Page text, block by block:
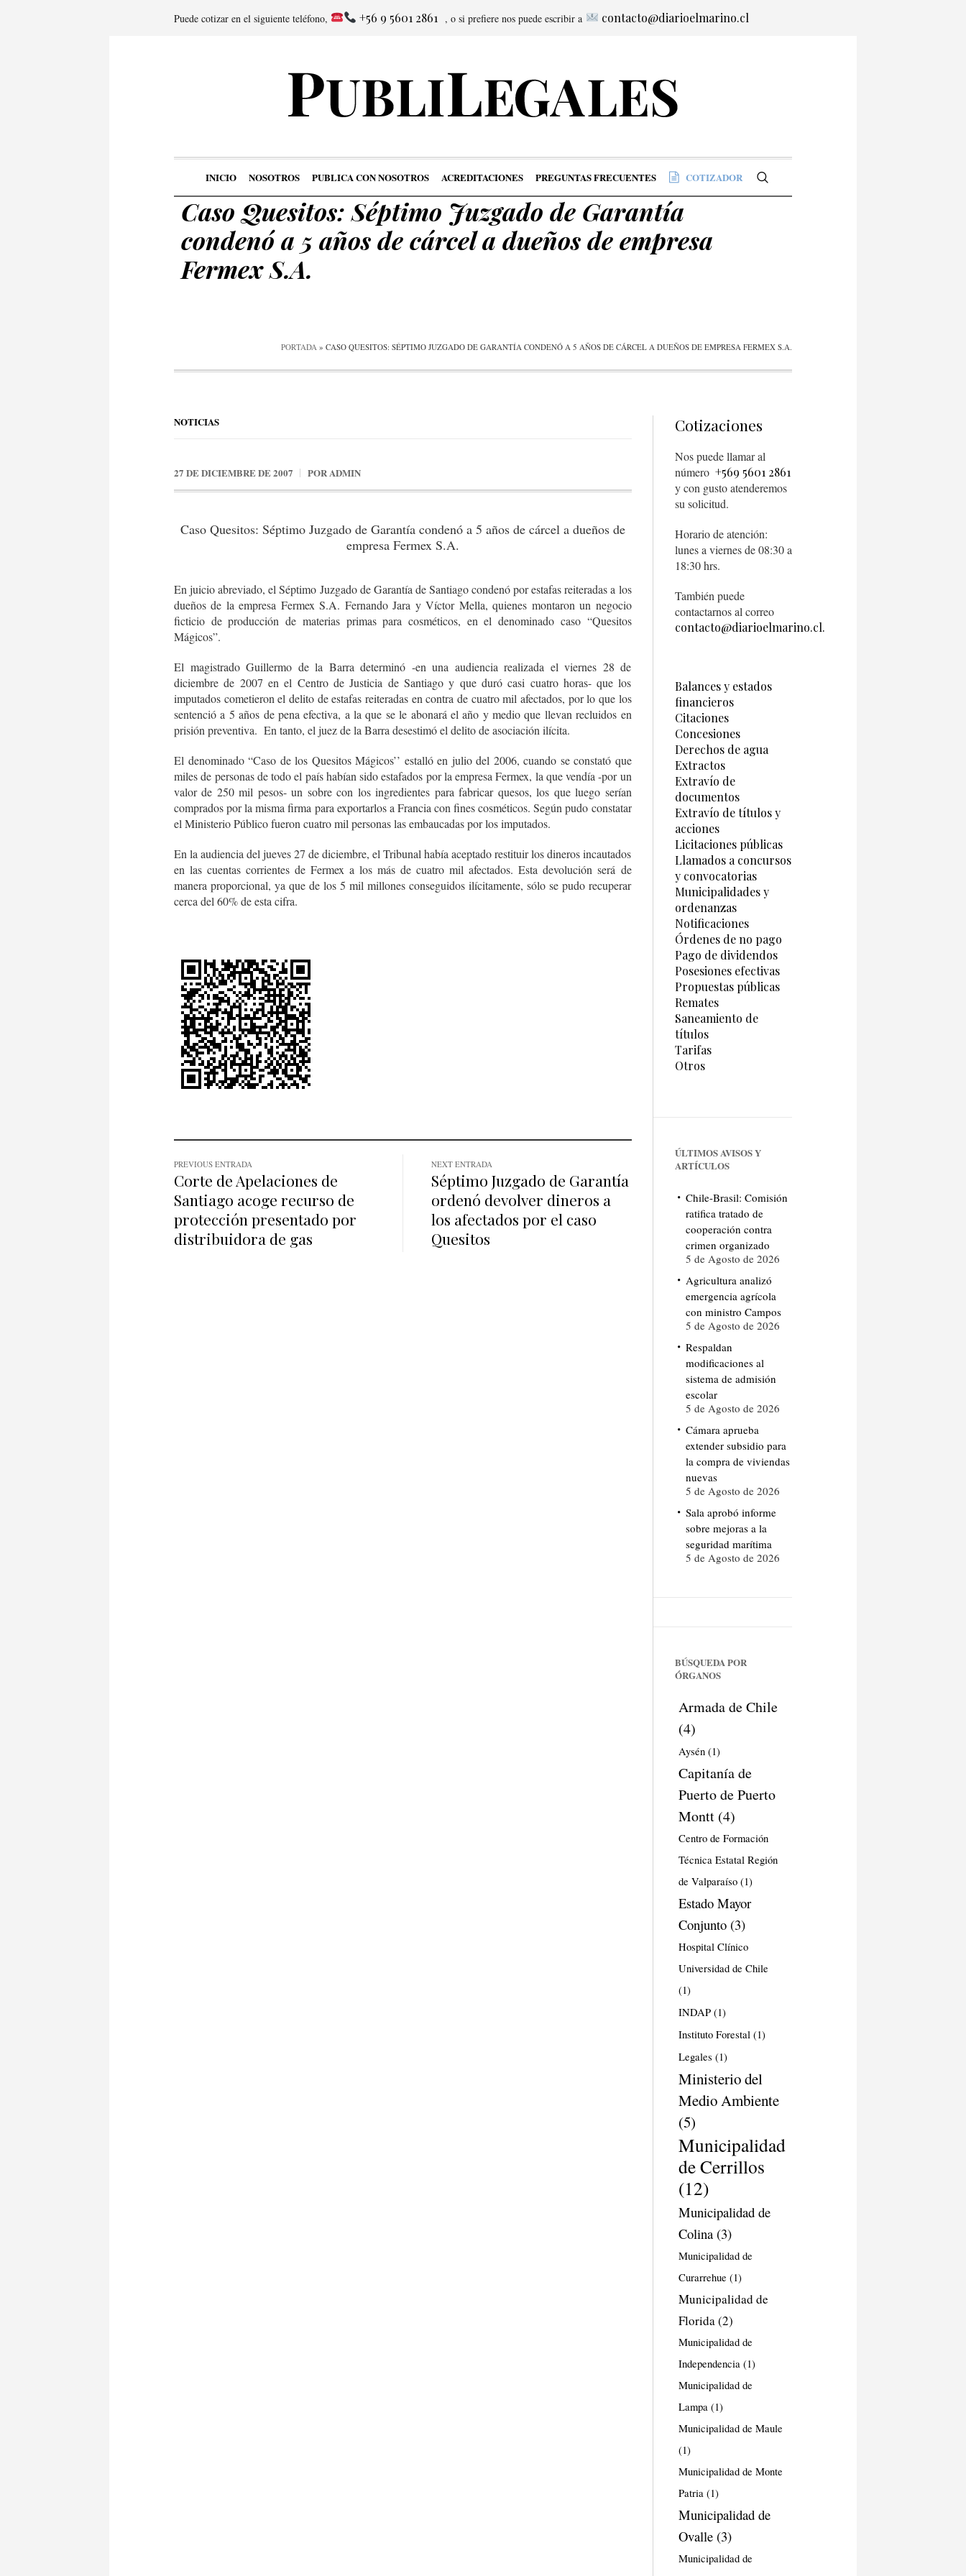
Puede cotizar en el siguiente teléfono, +56 9 5601 2861 , o si prefiere nos puede escribir a contacto@diarioelmarino.cl
INICIO NOSOTROS PUBLICA CON NOSOTROS ACREDITACIONES PREGUNTAS FRECUENTES COTIZADOR
Caso Quesitos: Séptimo Juzgado de Garantía
condenó a 5 años de cárcel a dueños de empresa
Fermex S.A.
PORTADA » CASO QUESITOS: SÉPTIMO JUZGADO DE GARANTÍA CONDENÓ A 5 AÑOS DE CÁRCEL A DUEÑOS DE EMPRESA FERMEX S.A.
NOTICIAS
27 DE DICIEMBRE DE 2007 PORADMIN
Caso Quesitos: Séptimo Juzgado de Garantía condenó a 5 años de cárcel a dueños de
empresa Fermex S.A.
En juicio abreviado, el Séptimo Juzgado de Garantía de Santiago condenó por estafas reiteradas a los
dueños de la empresa Fermex S.A. Fernando Jara y Víctor Mella, quienes montaron un negocio
ficticio de producción de materias primas para cosméticos, en el denominado caso “Quesitos
Mágicos”.
El magistrado Guillermo de la Barra determinó -en una audiencia realizada el viernes 28 de
diciembre de 2007 en el Centro de Justicia de Santiago y que duró casi cuatro horas- que los
imputados cometieron el delito de estafas reiteradas en contra de cuatro mil afectados, por lo que los
sentenció a 5 años de pena efectiva, a la que se le abonará el año y medio que llevan recluidos en
prisión preventiva. En tanto, el juez de la Barra desestimó el delito de asociación ilícita.
El denominado “Caso de los Quesitos Mágicos’’ estalló en julio del 2006, cuando se constató que
miles de personas de todo el país habían sido estafados por la empresa Fermex, la que vendía -por un
valor de 250 mil pesos- un sobre con los ingredientes para fabricar quesos, los que luego serían
comprados por la misma firma para exportarlos a Francia con fines cosméticos. Según pudo constatar
el Ministerio Público fueron cuatro mil personas las embaucadas por los imputados.
En la audiencia del jueves 27 de diciembre, el Tribunal había aceptado restituir los dineros incautados
en las cuentas corrientes de Fermex a los más de cuatro mil afectados. Esta devolución será de
manera proporcional, ya que de los 5 mil millones conseguidos ilícitamente, sólo se pudo recuperar
cerca del 60% de esta cifra.
PREVIOUS ENTRADA
Corte de Apelaciones de
Santiago acoge recurso de
protección presentado por
distribuidora de gas
NEXT ENTRADA
Séptimo Juzgado de Garantía
ordenó devolver dineros a
los afectados por el caso
Quesitos
Cotizaciones
Nos puede llamar al
número +569 5601 2861
y con gusto atenderemos
su solicitud.
Horario de atención:
lunes a viernes de 08:30 a
18:30 hrs.
También puede
contactarnos al correo
contacto@diarioelmarino.cl.
Balances y estados
financieros
Citaciones
Concesiones
Derechos de agua
Extractos
Extravío de
documentos
Extravío de títulos y
acciones
Licitaciones públicas
Llamados a concursos
y convocatorias
Municipalidades y
ordenanzas
Notificaciones
Órdenes de no pago
Pago de dividendos
Posesiones efectivas
Propuestas públicas
Remates
Saneamiento de
títulos
Tarifas
Otros
ÚLTIMOS AVISOS Y
ARTÍCULOS
Chile-Brasil: Comisión
ratifica tratado de
cooperación contra
crimen organizado
5 de Agosto de 2026
Agricultura analizó
emergencia agrícola
con ministro Campos
5 de Agosto de 2026
Respaldan
modificaciones al
sistema de admisión
escolar
5 de Agosto de 2026
Cámara aprueba
extender subsidio para
la compra de viviendas
nuevas
5 de Agosto de 2026
Sala aprobó informe
sobre mejoras a la
seguridad marítima
5 de Agosto de 2026
BÚSQUEDA POR
ÓRGANOS
Armada de Chile
(4)
Aysén(1)
Capitanía de
Puerto de Puerto
Montt(4)
Centro de Formación
Técnica Estatal Región
de Valparaíso(1)
Estado Mayor
Conjunto(3)
Hospital Clínico
Universidad de Chile
(1)
INDAP(1)
Instituto Forestal(1)
Legales (1)
Ministerio del
Medio Ambiente
(5)
Municipalidad
de Cerrillos
(12)
Municipalidad de
Colina(3)
Municipalidad de
Curarrehue (1)
Municipalidad de
Florida(2)
Municipalidad de
Independencia(1)
Municipalidad de
Lampa(1)
Municipalidad de Maule
(1)
Municipalidad de Monte
Patria(1)
Municipalidad de
Ovalle(3)
Municipalidad de